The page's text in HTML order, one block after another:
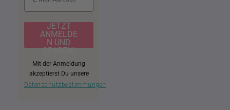
JETZT
ANMELDE
N UND
SPAREN!
Mit der Anmeldung
akzeptierst Du unsere
Datenschutzbestimmungen